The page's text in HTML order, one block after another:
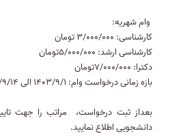
وام شهریه:
کارشناسی: 3/000/000 تومان
کارشناسی ارشد: 5/000/000تومان
دکترا: 7/000/000تومان
بازه زمانی درخواست وام: 1403/9/1 الی 1403/9/14
بعداز ثبت درخواست، مراتب را جهت
دانشجویی اطلاع نمایید.